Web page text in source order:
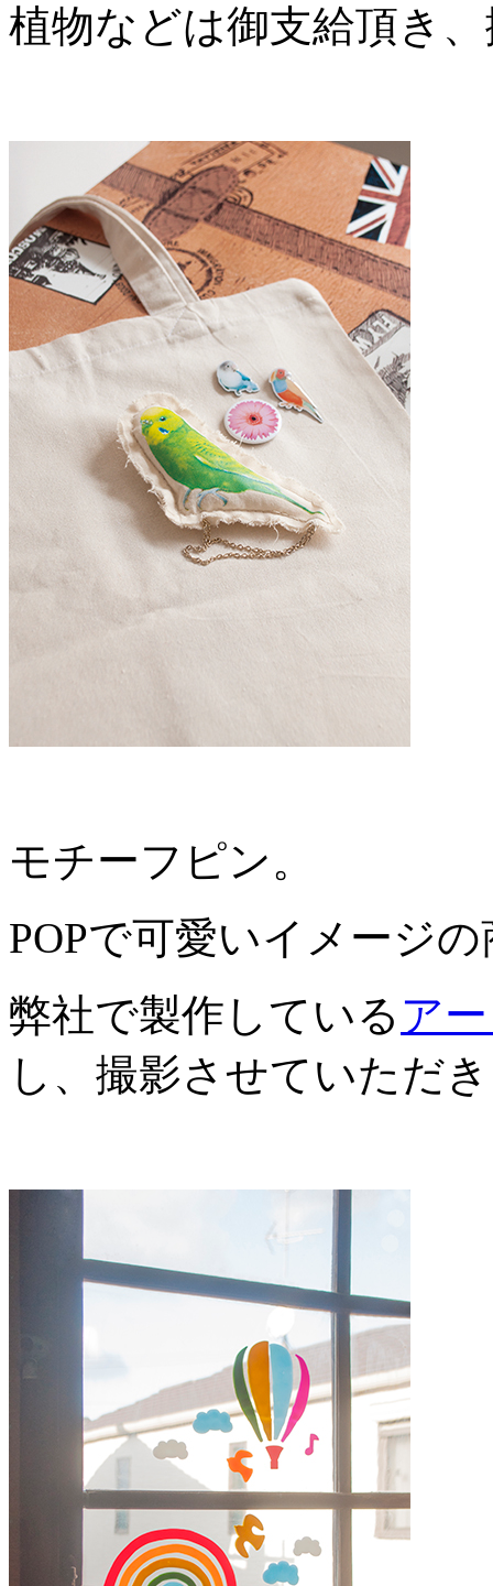
植物などは御支給頂き
モチーフピン。
POPで可愛いイメージ
弊社で製作している ア
し、撮影させていただ